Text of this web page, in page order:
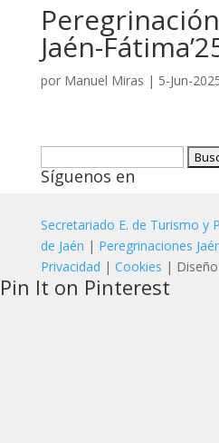
Jaén-
por Manuel Miras | 5-Jun-
Síguenos en
Secretariado E. de Turismo y
de Jaén | Peregrinaciones
Privacidad | Cookies |
Pin It on Pinterest